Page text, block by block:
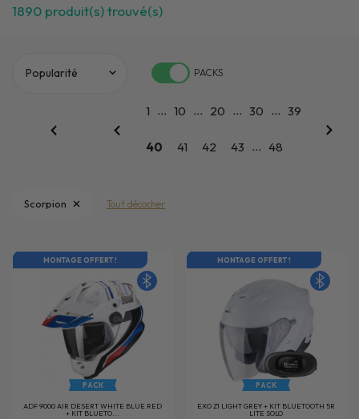
1890 produit(s) trouvé(s)
PACKS
1 ... 10 ... 20 ... 30 ... 39
40 41 42 43 ... 48
Scorpion Tout décocher
MONTAGE OFFERT !
PACK
ADF 9000 AIR DESERT WHITE BLUE RED
+ KIT BLUETO...
MONTAGE OFFERT !
PACK
EXO Z1 LIGHT GREY + KIT BLUETOOTH 5R
LITE SOLO